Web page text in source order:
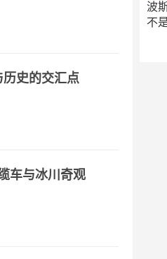
波
不
史的交汇点
车与冰川奇观